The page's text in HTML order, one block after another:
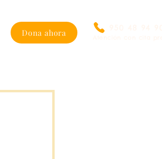
Dona ahora